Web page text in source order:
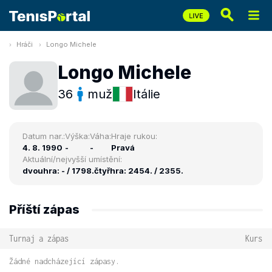
Hráči Longo Michele
Longo Michele
36 muž Itálie
Datum nar.:
4. 8. 1990
Výška:
-
Váha:
-
Hraje rukou:
Pravá
Aktuální/nejvyšší umístění:
dvouhra: - / 1798.čtyřhra: 2454. / 2355.
Příští zápas
Turnaj a zápas Kurs
Žádné nadcházející zápasy.